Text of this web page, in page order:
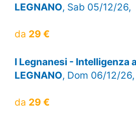
LEGNANO, Sab 05/12/26,
da 29 €
I Legnanesi - Intelligenza
LEGNANO, Dom 06/12/26,
da 29 €